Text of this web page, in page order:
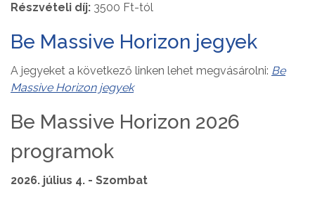
Részvételi díj: 3500 Ft-tól
Be Massive Horizon jegyek
A jegyeket a következő linken lehet megvásárolni: Be
Massive Horizon jegyek
Be Massive Horizon 2026
programok
2026. július 4. - Szombat